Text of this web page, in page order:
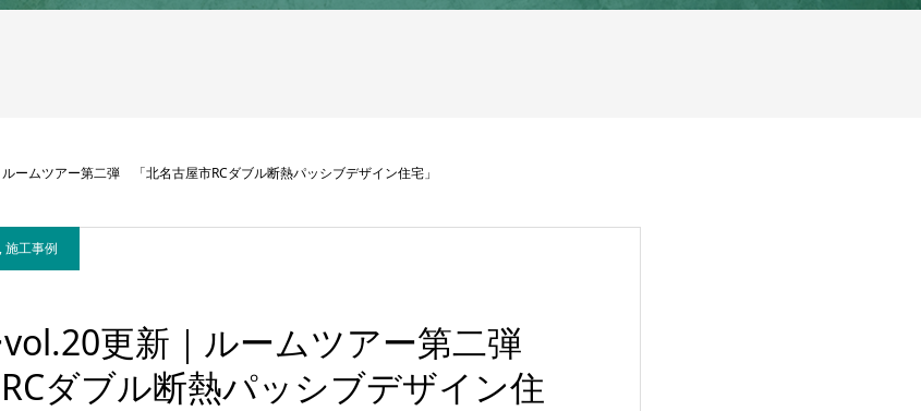
ームツアー第二弾 「北名古屋市RCダブル断熱パッシブデザイン住宅」
,施工事例
更新｜ルームツアー第二弾
RCダブル断熱パッシブデザイン住